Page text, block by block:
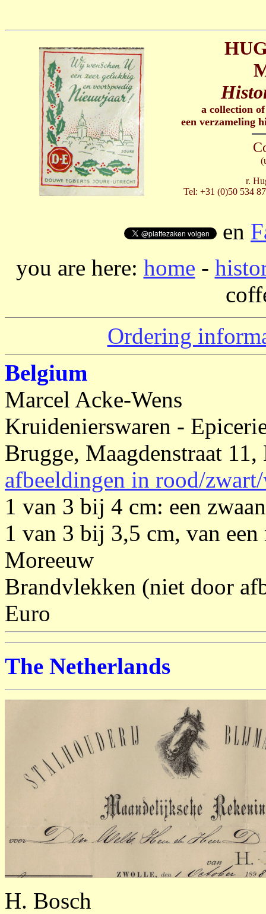
a collection
een verzameling
r.
Tel: +31 (0)50 534
en
you are here: home -
Ordering
Belgium
Marcel Acke-Wens
Kruidenierswaren -
Brugge, Maagdenstraat
afbeeldingen in rood/
1 van 3 bij 4 cm: een
1 van 3 bij 3,5 cm, van
Moreeuw
Brandvlekken (niet door
Euro
The Netherlands
H. Bosch